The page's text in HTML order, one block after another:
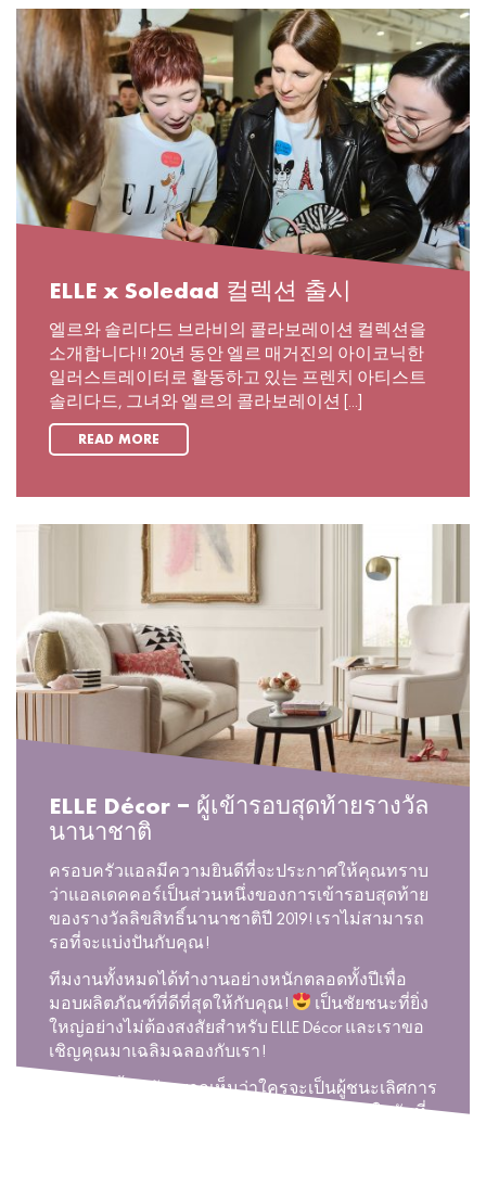
ELLE x Soledad 컬렉션 출시
엘르와 솔리다드 브라비의 콜라보레이션 컬렉션을
소개합니다!! 20년 동안 엘르 매거진의 아이코닉한
일러스트레이터로 활동하고 있는 프렌치 아티스트
솔리다드, 그녀와 엘르의 콜라보레이션 [...]
READ MORE
ELLE Décor – ผู้เข้ารอบสุดท้ายรางวัล
นานาชาติ
ครอบครัวแอลมีความยินดีที่จะประกาศให้คุณทราบ
ว่าแอลเดคคอร์เป็นส่วนหนึ่งของการเข้ารอบสุดท้าย
ของรางวัลลิขสิทธิ์นานาชาติปี 2019! เราไม่สามารถ
รอที่จะแบ่งปันกับคุณ!
ทีมงานทั้งหมดได้ทำงานอย่างหนักตลอดทั้งปีเพื่อ
มอบผลิตภัณฑ์ที่ดีที่สุดให้กับคุณ!
เป็นชัยชนะที่ยิ่ง
ใหญ่อย่างไม่ต้องสงสัยสำหรับ ELLE Décor และเราขอ
เชิญคุณมาเฉลิมฉลองกับเรา!
นอกจากนี้เรายังอยากเห็นว่าใครจะเป็นผู้ชนะเลิศการ
ประกวดครั้งนี้ น่าตื่นเต้นจริงๆ! เราจะได้รู้กันในวันที่